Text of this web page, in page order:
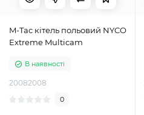
M-Tac кітель польовий NYCO
Extreme Multicam
В наявності
20082008
0